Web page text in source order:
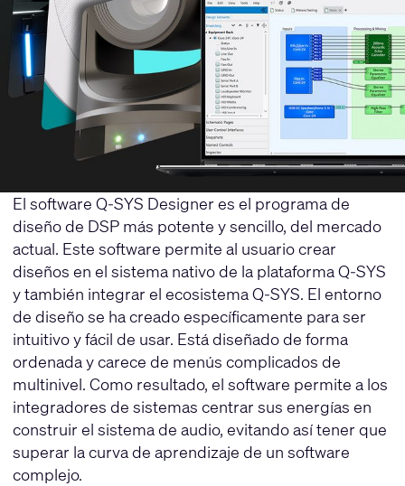
El software Q-SYS Designer es el programa de
diseño de DSP más potente y sencillo, del mercado
actual. Este software permite al usuario crear
diseños en el sistema nativo de la plataforma Q-SYS
y también integrar el ecosistema Q-SYS. El entorno
de diseño se ha creado específicamente para ser
intuitivo y fácil de usar. Está diseñado de forma
ordenada y carece de menús complicados de
multinivel. Como resultado, el software permite a los
integradores de sistemas centrar sus energías en
construir el sistema de audio, evitando así tener que
superar la curva de aprendizaje de un software
complejo.